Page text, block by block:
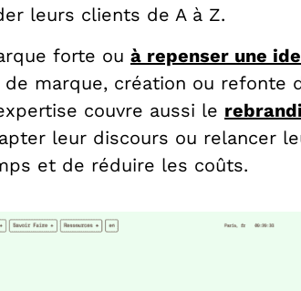
leurs clients de A à Z.
forte ou à repenser une
marque, création ou refonte
couvre aussi le
leur discours ou relancer
et de réduire les coûts.